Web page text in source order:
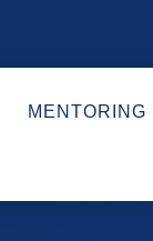
MENTORING